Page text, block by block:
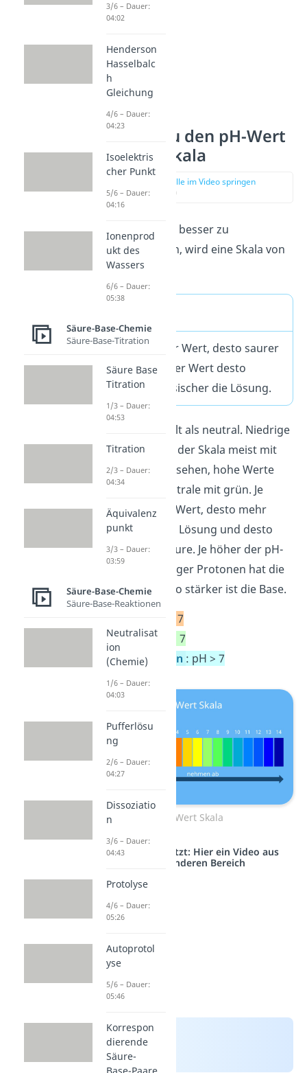
So misst du den pH-Wert
auf einer Skala
zur Stelle im Video springen
(00:47)
Um den pH-Wert besser zu
veranschaulichen, wird eine Skala von
0-14verwendet.
Je niedriger der Wert, desto saurer
und je höher der Wert desto
alkalischer/basischer die Lösung.
Ein Wert von 7 gilt als neutral. Niedrige
Werte werden in der Skala meist mit
der Farbe rot versehen, hohe Werte
mit blau und neutrale mit grün. Je
geringer der pH-Wert, desto mehr
Protonen hat die Lösung und desto
stärker ist die Säure. Je höher der pH-
Wert, desto weniger Protonen hat die
Lösung und desto stärker ist die Base.
Säuren: pH < 7
Neutral: pH = 7
Basen/Laugen : pH > 7
pH-Wert Skala
Studyflix vernetzt: Hier ein Video aus
einem anderen Bereich
3/6 – Dauer:
04:02
Henderson
Hasselbalc
h
Gleichung
4/6 – Dauer:
04:23
Isoelektris
cher Punkt
5/6 – Dauer:
04:16
Ionenprod
ukt des
Wassers
6/6 – Dauer:
05:38
Säure-Base-Chemie
Säure-Base-Titration
Säure Base
Titration
1/3 – Dauer:
04:53
Titration
2/3 – Dauer:
04:34
Äquivalenz
punkt
3/3 – Dauer:
03:59
Säure-Base-Chemie
Säure-Base-Reaktionen
Neutralisat
ion
(Chemie)
1/6 – Dauer:
04:03
Pufferlösu
ng
2/6 – Dauer:
04:27
Dissoziatio
n
3/6 – Dauer:
04:43
Protolyse
4/6 – Dauer:
05:26
Autoprotol
yse
5/6 – Dauer:
05:46
Korrespon
dierende
Säure-